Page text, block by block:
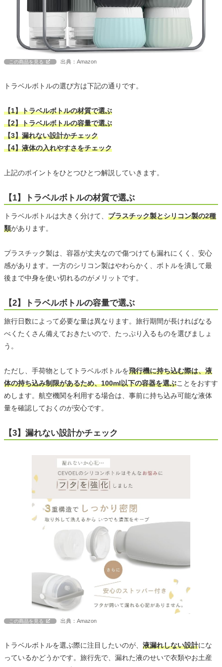
この商品を見る 出典：Amazon
トラベルボトルの選び方は下記の通りです。
【1】トラベルボトルの材質で選ぶ
【2】トラベルボトルの容量で選ぶ
【3】漏れない設計かチェック
【4】液体の入れやすさをチェック
上記のポイントをひとつひとつ解説していきます。
【1】トラベルボトルの材質で選ぶ
トラベルボトルは大きく分けて、 プラスチック製とシリコン製の2種
類があります。
プラスチック製は、容器が丈夫なので傷つけても漏れにくく、安心
感があります。一方のシリコン製はやわらかく、ボトルを潰して最
後まで中身を使い切れるのがメリットです。
【2】トラベルボトルの容量で選ぶ
旅行日数によって必要な量は異なります。旅行期間が長ければなる
べくたくさん備えておきたいので、たっぷり入るものを選びましょ
う。
ただし、手荷物としてトラベルボトルを飛行機に持ち込む際は、液
体の持ち込み制限があるため、100ml以下の容器を選ぶことをおすす
めします。航空機関を利用する場合は、事前に持ち込み可能な液体
量を確認しておくのが安心です。
【3】漏れない設計かチェック
この商品を見る 出典：Amazon
トラベルボトルを選ぶ際に注目したいのが、 液漏れしない設計にな
っているかどうかです。旅行先で、漏れた液のせいで衣類やお土産